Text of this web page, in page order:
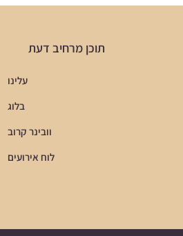
תוכן מרחיב דעת
עלינו
בלוג
וובינר קרוב
לוח אירועים